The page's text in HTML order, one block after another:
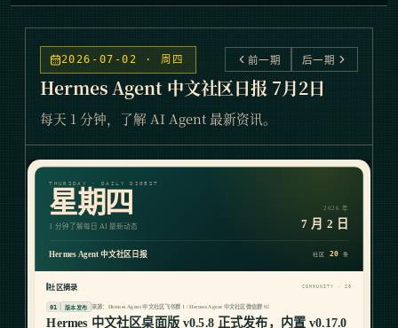
2026-07-02 · 周四 前一期 后一期
Hermes Agent 中文社区日报 7月2日
每天 1 分钟，了解 AI Agent 最新资讯。